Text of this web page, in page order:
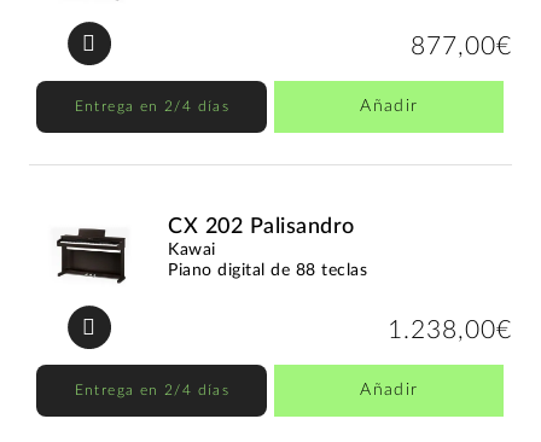
877,00€
Entrega en 2/4 días Añadir
CX 202 Palisandro
Kawai
Piano digital de 88 teclas
1.238,00€
Entrega en 2/4 días Añadir